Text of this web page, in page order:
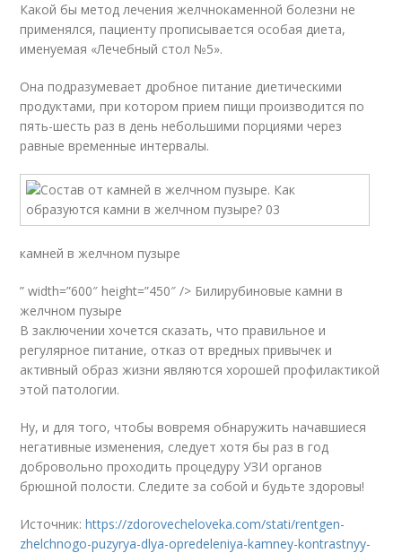
Какой бы метод лечения желчнокаменной болезни не
применялся, пациенту прописывается особая диета,
именуемая «Лечебный стол №5».
Она подразумевает дробное питание диетическими
продуктами, при котором прием пищи производится по
пять-шесть раз в день небольшими порциями через
равные временные интервалы.
камней в желчном пузыре
” width=”600″ height=”450″ /> Билирубиновые камни в
желчном пузыре
В заключении хочется сказать, что правильное и
регулярное питание, отказ от вредных привычек и
активный образ жизни являются хорошей профилактикой
этой патологии.
Ну, и для того, чтобы вовремя обнаружить начавшиеся
негативные изменения, следует хотя бы раз в год
добровольно проходить процедуру УЗИ органов
брюшной полости. Следите за собой и будьте здоровы!
Источник:https://zdorovecheloveka.com/stati/rentgen-
zhelchnogo-puzyrya-dlya-opredeleniya-kamney-kontrastnyy-